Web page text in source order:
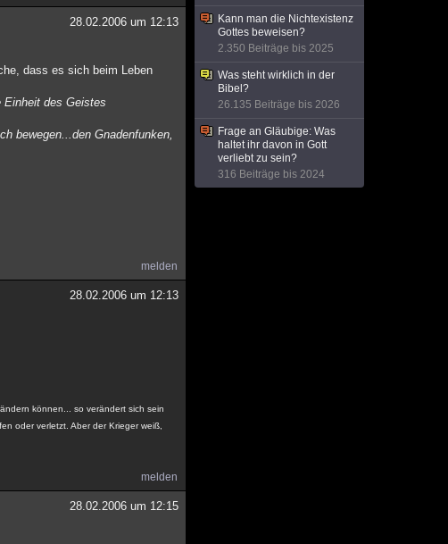
28.02.2006 um 12:13
dass es sich beim Leben
Einheit des Geistes
bewegen...den Gnadenfunken,
melden
28.02.2006 um 12:13
können... so verändert sich sein
oder verletzt. Aber der Krieger weiß,
melden
28.02.2006 um 12:15
Kann man die Nichtexistenz
Gottes beweisen?
2.350 Beiträge bis 2025
Was steht wirklich in der
Bibel?
26.135 Beiträge bis 2026
Frage an Gläubige: Was
haltet ihr davon in Gott
verliebt zu sein?
316 Beiträge bis 2024